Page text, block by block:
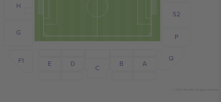
A
B
C
D
E
Q
P
S2
F1
G
H
© 2024 Ticombo. All rights reserved